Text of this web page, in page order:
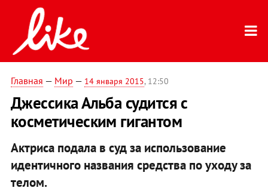
Главная — Мир — 14 января 2015, 12:50
Джессика Альба судится с
косметическим гигантом
Актриса подала в суд за использование
идентичного названия средства по уходу за
телом.